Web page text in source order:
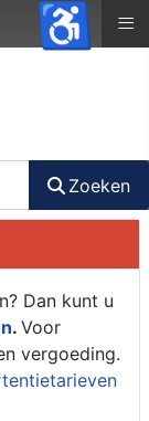
Zoeken
Dan kunt u
. Voor
vergoeding.
≡
♿